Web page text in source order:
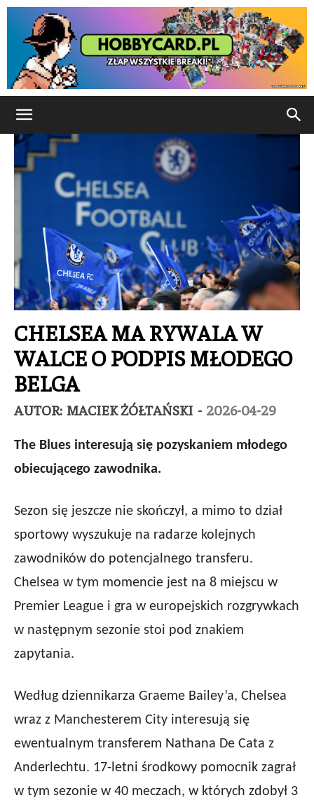
CHELSEA MA RYWALA W
WALCE O PODPIS MŁODEGO
BELGA
AUTOR: MACIEK ŻÓŁTAŃSKI - 2026-04-29
The Blues interesują się pozyskaniem młodego
obiecującego zawodnika.
Sezon się jeszcze nie skończył, a mimo to dział
sportowy wyszukuje na radarze kolejnych
zawodników do potencjalnego transferu.
Chelsea w tym momencie jest na 8 miejscu w
Premier League i gra w europejskich rozgrywkach
w następnym sezonie stoi pod znakiem
zapytania.
Według dziennikarza Graeme Bailey’a, Chelsea
wraz z Manchesterem City interesują się
ewentualnym transferem Nathana De Cata z
Anderlechtu. 17-letni środkowy pomocnik zagrał
w tym sezonie w 40 meczach, w których zdobył 3